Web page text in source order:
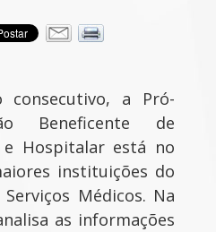
consecutivo, a Pró-
Beneficente de
e Hospitalar está no
instituições do
Médicos. Na
as informações